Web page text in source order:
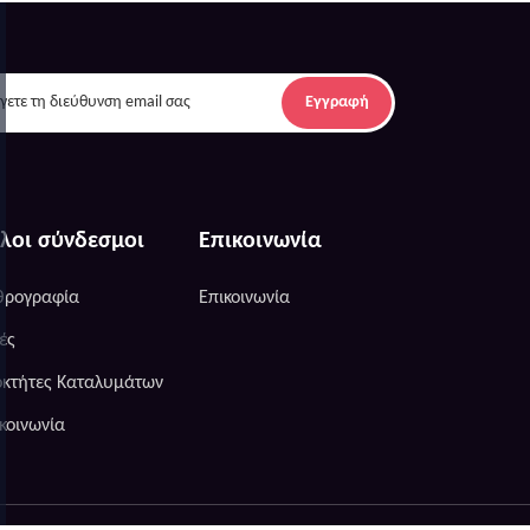
Εγγραφή
σύνδεσμοι
Καταλυμάτων
Επικοινωνία
Επικοινωνία